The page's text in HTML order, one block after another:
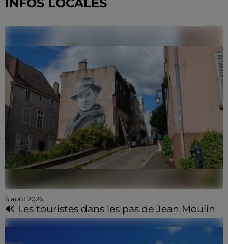
6 août 2026
🔊 Les touristes dans les pas de Jean Moulin